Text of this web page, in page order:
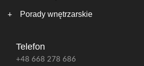
Porady wnętrzarskie
Telefon
+48 668 278 686